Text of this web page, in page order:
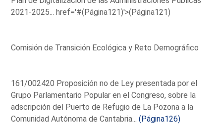
2021-2025...href='#(Página121)'>(Página121)
Comisión de Transición Ecológica y Reto Demográfico
161/002420 Proposición no de Ley presentada por el
Grupo Parlamentario Popular en el Congreso, sobre la
adscripción del Puerto de Refugio de La Pozona a la
Comunidad Autónoma de Cantabria...(Página126)